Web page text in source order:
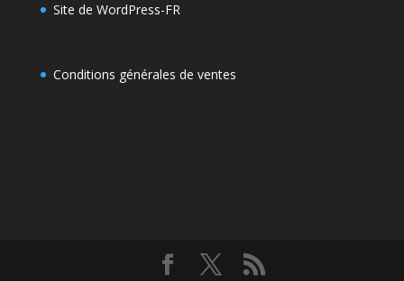
Site de WordPress-FR
Conditions générales de ventes